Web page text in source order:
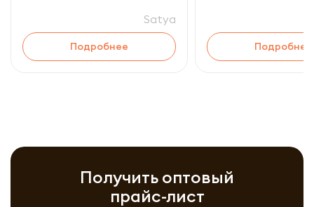
Satya
Подробнее Подробнее
Получить оптовый
прайс-лист